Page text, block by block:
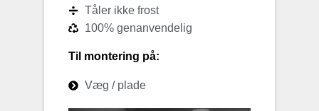
Tåler ikke frost
100% genanvendelig
Til montering på:
Væg / plade